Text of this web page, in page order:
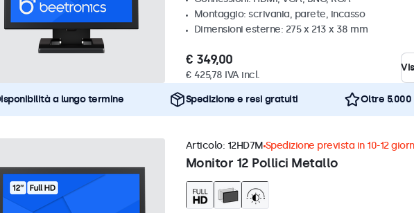
Montaggio: scrivania, parete, incasso
Dimensioni esterne: 275 x 213 x 38 mm
€ 349,00
€ 425,78 IVA incl.
a lungo termine Spedizione e resi gratuiti Oltre
Monitor 12 Pollici Metallo
Articolo: 12HD7M Spedizione prevista in 10-12